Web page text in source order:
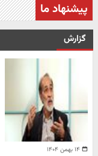
پیشنهاد ما
گزارش
۱۴ بهمن ۱۴۰۴